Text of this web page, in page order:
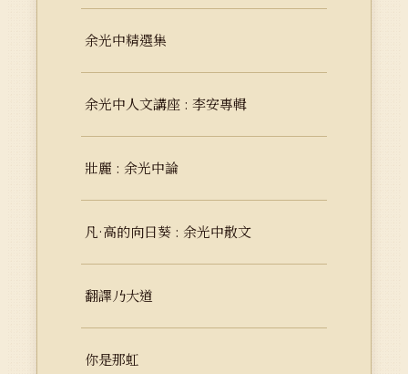
余光中精選集
余光中人文講座 : 李安專輯
壯麗 : 余光中論
凡·高的向日葵 : 余光中散文
翻譯乃大道
你是那虹